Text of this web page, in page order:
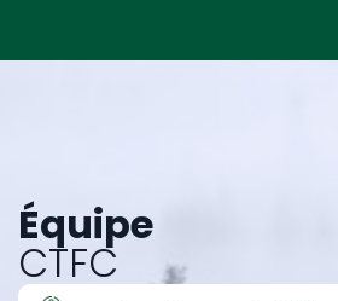
Équipe
CTFC